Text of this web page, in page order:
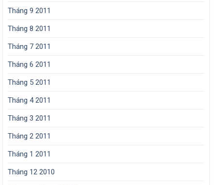
Tháng 9 2011
Tháng 8 2011
Tháng 7 2011
Tháng 6 2011
Tháng 5 2011
Tháng 4 2011
Tháng 3 2011
Tháng 2 2011
Tháng 1 2011
Tháng 12 2010